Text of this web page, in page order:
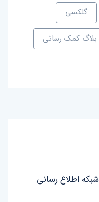
گلکسی
بلاگ کمک رسانی
اطلاع رسانی